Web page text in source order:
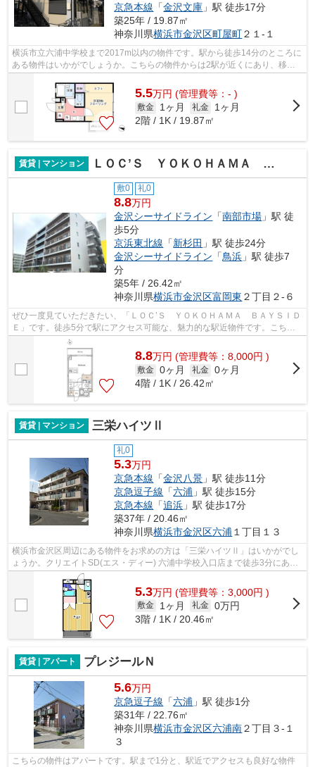
京急本線 「金沢文庫 」駅 徒歩17分
築25年 / 19.87㎡
神奈川県横浜市金沢区町屋町２１-１
横浜市立六浦中学校まで2017m以内の物件です。駅から徒歩14分のところに
ある物件はいかがでしょうか。こちらの物件からは2駅が近くにあり、移動
範囲も広がります。最上階の物件です。...
5.5万円 (管理費等：- )
敷金 1ヶ月 礼金
1ヶ月
2階 / 1K / 19.87㎡
賃貸 | マンション ＬＯＣ’Ｓ ＹＯＫＯＨＡＭＡ ＢＡＹＳＩＤＥ
敷0 礼0
8.8万円
金沢シーサイドライン 「南部市場 」駅 徒
歩5分
京浜東北線 「新杉田 」駅 徒歩24分
金沢シーサイドライン 「鳥浜 」駅 徒歩7
分
築5年 / 26.42㎡
神奈川県横浜市金沢区富岡東 ２丁目２-６
ぜひ一度見ていただきたい、「ＬＯＣ’Ｓ ＹＯＫＯＨＡＭＡ ＢＡＹＳＩＤ
Ｅ」です。徒歩5分で駅にアクセス可能な、魅力的な駅近物件です。こちら
はエレベーター付き物件です。こちら...
8.8万円 (管理費等：8,000円 )
敷金 0ヶ月 礼金 0ヶ月
4階 / 1K / 26.42㎡
賃貸 | マンション 三栄ハイツⅡ
礼0
5.3万円
京急本線 「金沢八景 」駅 徒歩11分
京急逗子線 「六浦 」駅 徒歩15分
京急本線 「追浜 」駅 徒歩17分
築37年 / 20.46㎡
神奈川県横浜市金沢区六浦 １丁目１３
横浜市金沢区周辺にある物件をお求めの方は「三栄ハイツⅡ」はいかがでし
ょうか。クリエイトSD(エス・ディー) 六浦中学校入口店まで徒歩3分にある
ので、体調が悪くなっても安心。こちら...
5.3万円 (管理費等：3,000円 )
敷金 1ヶ月 礼金 0万円
3階 / 1K / 20.46㎡
賃貸 | アパート プレジールＮ
5.6万円
京急逗子線 「六浦 」駅 徒歩1分
築31年 / 22.76㎡
神奈川県横浜市金沢区六浦南２丁目３-１
３
こちらの物件はアパートです。駅まで1分と、駅近でアクセスも良好な物件